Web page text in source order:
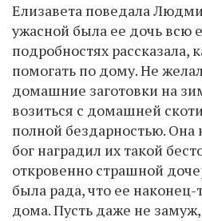
Елизавета поведала
ужасной была ее дочь всю
подробностях рассказала,
помогать по дому. Не
домашние заготовки на
возиться с домашней
полной бездарностью. Она
бог наградил их такой
откровенно страшной
была рада, что ее наконец-
дома. Пусть даже не